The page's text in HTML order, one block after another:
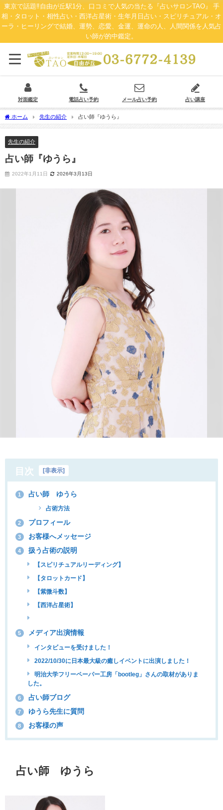
東京で話題‼自由が丘駅1分、口コミで人気の当たる『占いサロンTAO』 手
相・タロット・相性占い・西洋占星術・生年月日占い・スピリチュアル・オ
ーラ・ヒーリングで結婚、運勢、恋愛、金運、運命の人、人間関係を人気占
い師が的中鑑定。
対面鑑定 電話占い予約 メール占い予約 占い講座
ホーム 先生の紹介 占い師『ゆうら』
先生の紹介
占い師『ゆうら』
2022年1月11日 2026年3月13日
目次 非表示
1 占い師 ゆうら
占術方法
2 プロフィール
3 お客様へメッセージ
4 扱う占術の説明
【スピリチュアルリーディング】
【タロットカード】
【紫微斗数】
【西洋占星術】
5 メディア出演情報
インタビューを受けました！
2022/10/30に日本最大級の癒しイベントに出演しました！
明治大学フリーペーパー工房「bootleg」さんの取材がありま
した。
6 占い師ブログ
7 ゆうら先生に質問
8 お客様の声
占い師 ゆうら